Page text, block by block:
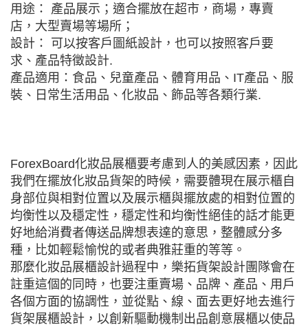
用途： 產品展示；適合擺放在超市，商場，專賣
店，大型賣場等場所；
設計： 可以按客戶圖紙設計，也可以按照客戶要
求、產品特徵設計.
產品適用：食品、兒童產品、體育用品、IT產品、服
裝、日常生活用品、化妝品、飾品等各類行業.
ForexBoard化妝品展櫃要考慮到人的美感因素，因此
我們在擺放化妝品貨架的時候，需要體現在展示櫃自
身部位與相對位置以及展示櫃與擺放處的相對位置的
均衡性以及穩定性，穩定性和均衡性絕佳的話才能更
好地給消費者傳送品牌想表達的意思，整體感分多
種，比如輕鬆愉悅的或者典雅莊重的等等。
那麼化妝品展櫃設計過程中，樂拓貨架設計團隊會在
註重這個的同時，也要注重賣場、品牌、產品、用戶
各個方面的協調性，並從點、線、面去更好地去進行
貨架展櫃設計，以創新驅動機制出品創意展櫃以使品